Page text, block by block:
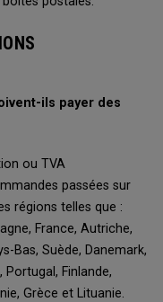
ils payer des
ou TVA
passées sur
régions telles que :
France, Autriche,
Bas, Suède, Danemark,
Portugal, Finlande,
Grèce et Lituanie.